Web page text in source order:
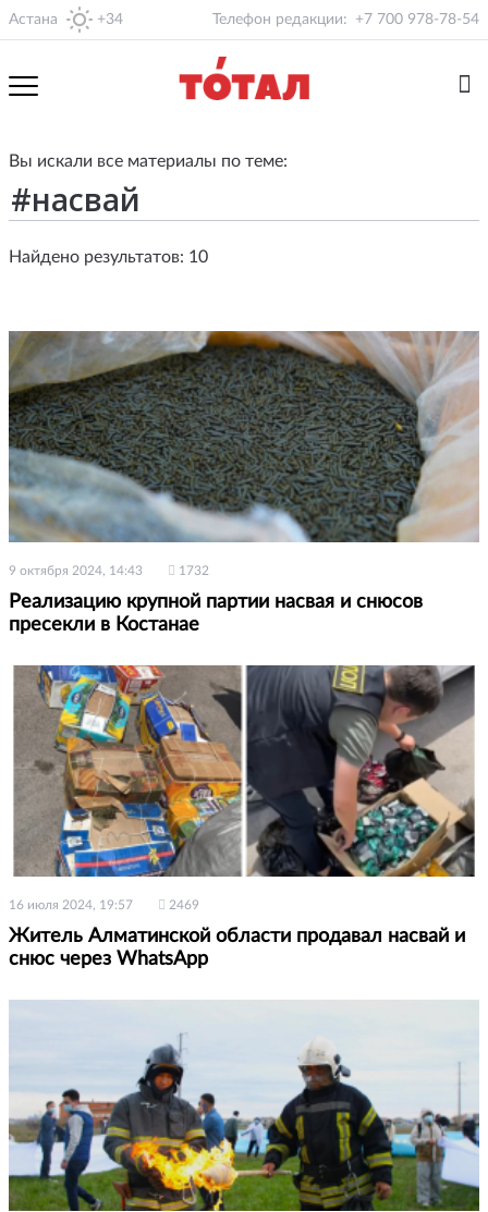
Астана +34 Телефон редакции: +7 700 978-78-54
Вы искали все материалы по теме:
Найдено результатов: 10
9 октября 2024, 14:43 1732
Реализацию крупной партии насвая и снюсов
пресекли в Костанае
16 июля 2024, 19:57 2469
Житель Алматинской области продавал насвай и
снюс через WhatsApp